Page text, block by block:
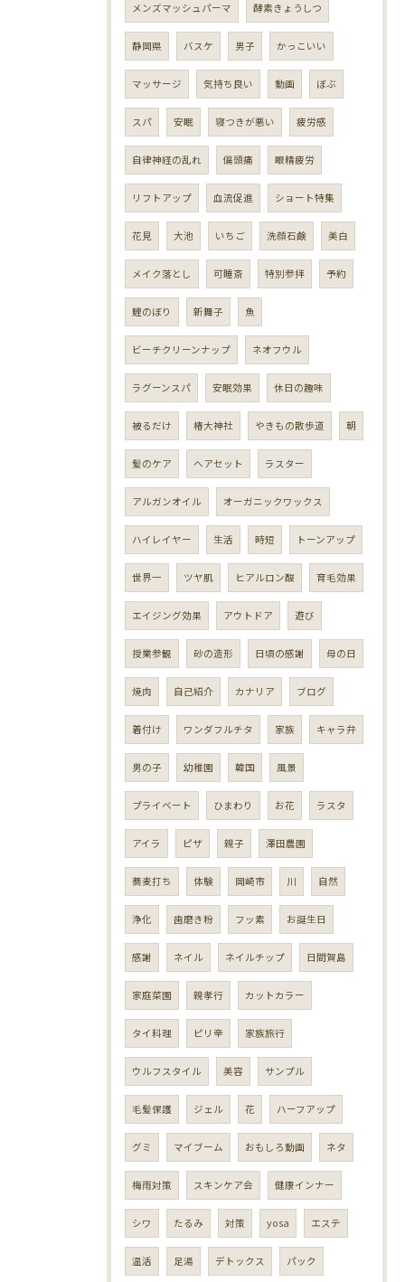
メンズマッシュパーマ 酵素きょうしつ
静岡県 バスケ 男子 かっこいい
マッサージ 気持ち良い 動画 ぼぶ
スパ 安眠 寝つきが悪い 疲労感
自律神経の乱れ 偏頭痛 眼精疲労
リフトアップ 血流促進 ショート特集
花見 大池 いちご 洗顔石鹸 美白
メイク落とし 可睡斎 特別参拝 予約
鯉のぼり 新舞子 魚
ビーチクリーンナップ ネオフウル
ラグーンスパ 安眠効果 休日の趣味
被るだけ 椿大神社 やきもの散歩道 朝
髪のケア ヘアセット ラスター
アルガンオイル オーガニックワックス
ハイレイヤー 生活 時短 トーンアップ
世界一 ツヤ肌 ヒアルロン酸 育毛効果
エイジング効果 アウトドア 遊び
授業参観 砂の造形 日頃の感謝 母の日
焼肉 自己紹介 カナリア ブログ
着付け ワンダフルチタ 家族 キャラ弁
男の子 幼稚園 韓国 風景
プライベート ひまわり お花 ラスタ
アイラ ピザ 親子 澤田農園
蕎麦打ち 体験 岡崎市 川 自然
浄化 歯磨き粉 フッ素 お誕生日
感謝 ネイル ネイルチップ 日間賀島
家庭菜園 親孝行 カットカラー
タイ料理 ピリ辛 家族旅行
ウルフスタイル 美容 サンプル
毛髪保護 ジェル 花 ハーフアップ
グミ マイブーム おもしろ動画 ネタ
梅雨対策 スキンケア会 健康インナー
シワ たるみ 対策 yosa エステ
温活 足湯 デトックス パック